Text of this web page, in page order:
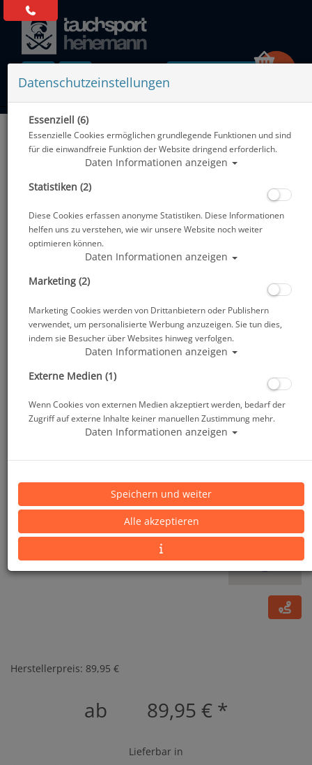
Alle Artikel zeigen aus: Tarierjackets - Zubehör
Aqualung Outlaw Schultergurt - Abverkauf - #
Artikelnr.: lung-BC114010master
Herstellerpreis: 89,95 €
ab 89,95 € *
Lieferbar in
Datenschutzeinstellungen
Essenziell (6)
Essenzielle Cookies ermöglichen grundlegende Funktionen und sind
für die einwandfreie Funktion der Website dringend erforderlich.
Daten Informationen anzeigen
Statistiken (2)
Diese Cookies erfassen anonyme Statistiken. Diese Informationen
helfen uns zu verstehen, wie wir unsere Website noch weiter
optimieren können.
Daten Informationen anzeigen
Marketing (2)
Marketing Cookies werden von Drittanbietern oder Publishern
verwendet, um personalisierte Werbung anzuzeigen. Sie tun dies,
indem sie Besucher über Websites hinweg verfolgen.
Daten Informationen anzeigen
Externe Medien (1)
Wenn Cookies von externen Medien akzeptiert werden, bedarf der
Zugriff auf externe Inhalte keiner manuellen Zustimmung mehr.
Daten Informationen anzeigen
Speichern und weiter
Alle akzeptieren